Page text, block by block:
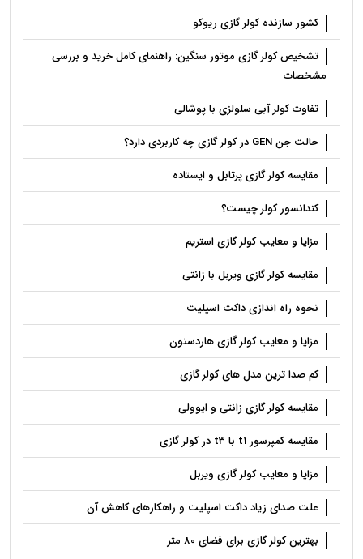
کشور سازنده کولر گازی ریوکو
تشخیص کولر گازی موتور سنگین: راهنمای کامل خرید و بررسی
مشخصات
تفاوت کولر آبی سلولزی با پوشالی
حالت جن GEN در کولر گازی چه کاربردی دارد؟
مقایسه کولر گازی پرتابل و ایستاده
کندانسور کولر چیست؟
مزایا و معایب کولر گازی استریم
مقایسه کولر گازی ویربل با زانتی
نحوه راه اندازی داکت اسپلیت
مزایا و معایب کولر گازی هاردستون
کم صدا ترین مدل های کولر گازی
مقایسه کولر گازی زانتی و ایوولی
مقایسه کمپرسور t1 با t3 در کولر گازی
مزایا و معایب کولر گازی ویربل
علت صدای زیاد داکت اسپلیت و راهکارهای کاهش آن
بهترین کولر گازی برای فضای 80 متر